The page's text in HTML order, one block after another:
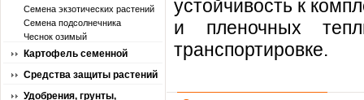
Семена экзотических растений
Семена подсолнечника
Чеснок озимый
Картофель семенной
Средства защиты растений
Удобрения, грунты,
устойчивость к
и пленочных
транспортировке.